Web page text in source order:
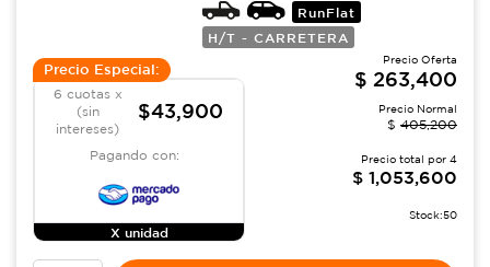
RunFlat
H/T - CARRETERA
Precio Especial:
6 cuotas x
(sin
intereses)
$43,900
Pagando con:
X unidad
Precio Oferta
$ 263,400
Precio Normal
$ 405,200
Precio total por 4
$ 1,053,600
Stock:50